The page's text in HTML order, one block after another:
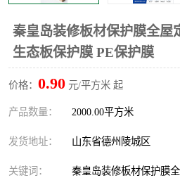
秦皇岛装修板材保护膜全屋
生态板保护膜 PE保护膜
价格： 0.90 元/平方米 起
产品数量： 2000.00平方米
发货地址： 山东省德州陵城区
关键词： 秦皇岛装修板材保护膜